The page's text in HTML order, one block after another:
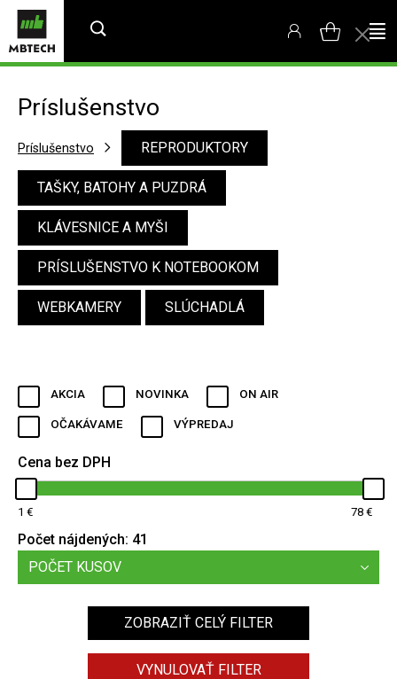
Príslušenstvo
Príslušenstvo REPRODUKTORY
TAŠKY, BATOHY A PUZDRÁ
KLÁVESNICE A MYŠI
PRÍSLUŠENSTVO K NOTEBOOKOM
WEBKAMERY SLÚCHADLÁ
AKCIA NOVINKA ON AIR
OČAKÁVAME VÝPREDAJ
Cena bez DPH
1 78
Počet nájdených: 41
POČET KUSOV
ZOBRAZIŤ CELÝ FILTER
VYNULOVAŤ FILTER